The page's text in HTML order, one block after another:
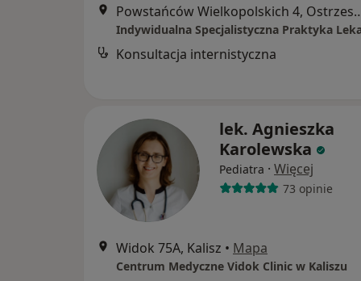
Powstańców
Indywidualna Specjalistyczna Praktyka
Konsultacja internistyczna
lek. Agnieszka
Karolewska
Pediatra · Więcej
73 opinie
Widok 75A, Kalisz • Mapa
Centrum Medyczne Vidok Clinic w Kaliszu